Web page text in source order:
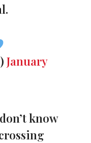
January
know